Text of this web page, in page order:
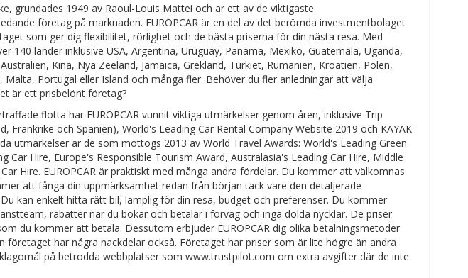
grundades 1949 av Raoul-Louis Mattei och är ett av de viktigaste
företag på marknaden. EUROPCAR är en del av det berömda investmentbolaget
som ger dig flexibilitet, rörlighet och de bästa priserna för din nästa resa. Med
140 länder inklusive USA, Argentina, Uruguay, Panama, Mexiko, Guatemala, Uganda,
Kina, Nya Zeeland, Jamaica, Grekland, Turkiet, Rumänien, Kroatien, Polen,
Malta, Portugal eller Island och många fler. Behöver du fler anledningar att välja
är ett prisbelönt företag?
flotta har EUROPCAR vunnit viktiga utmärkelser genom åren, inklusive Trip
Frankrike och Spanien), World's Leading Car Rental Company Website 2019 och KAYAK
utmärkelser är de som mottogs 2013 av World Travel Awards: World's Leading Green
Car Hire, Europe's Responsible Tourism Award, Australasia's Leading Car Hire, Middle
Hire. EUROPCAR är praktiskt med många andra fördelar. Du kommer att välkomnas
att fånga din uppmärksamhet redan från början tack vare den detaljerade
kan enkelt hitta rätt bil, lämplig för din resa, budget och preferenser. Du kommer
rabatter när du bokar och betalar i förväg och inga dolda nycklar. De priser
du kommer att betala. Dessutom erbjuder EUROPCAR dig olika betalningsmetoder
företaget har några nackdelar också. Företaget har priser som är lite högre än andra
på betrodda webbplatser som www.trustpilot.com om extra avgifter där de inte